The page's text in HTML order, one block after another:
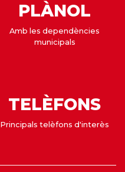
PLÀNOL
Amb les dependències
municipals
TELÈFONS
Principals telèfons d'interès